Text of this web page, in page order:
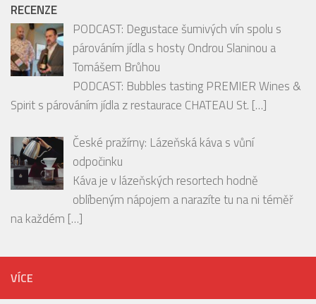
RECENZE
PODCAST: Degustace šumivých vín spolu s
párováním jídla s hosty Ondrou Slaninou a
Tomášem Brůhou
PODCAST: Bubbles tasting PREMIER Wines &
Spirit s párováním jídla z restaurace CHATEAU St. […]
České pražírny: Lázeňská káva s vůní
odpočinku
Káva je v lázeňských resortech hodně
oblíbeným nápojem a narazíte tu na ni téměř
na každém […]
VÍCE